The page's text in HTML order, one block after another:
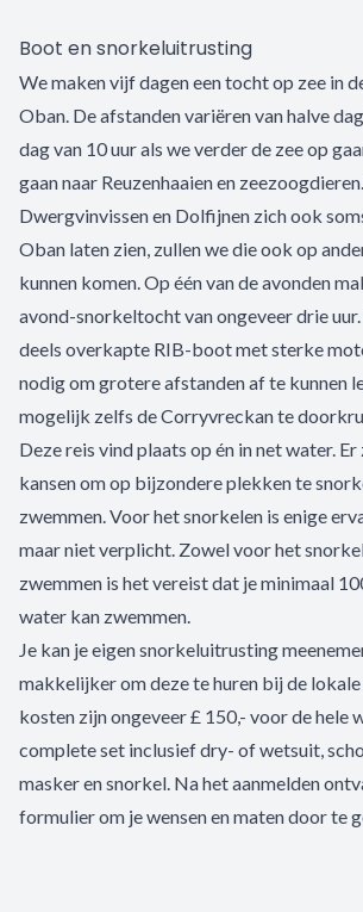
Boot en snorkeluitrusting
We maken vijf dagen een tocht op zee in
Oban. De afstanden variëren van halve
dag van 10 uur als we verder de zee op
gaan naar Reuzenhaaien en
Dwergvinvissen en Dolfijnen zich ook
Oban laten zien, zullen we die ook op
kunnen komen. Op één van de avonden
avond-snorkeltocht van ongeveer drie
deels overkapte RIB-boot met sterke
nodig om grotere afstanden af te kunnen
mogelijk zelfs de Corryvreckan te
Deze reis vind plaats op én in net water.
kansen om op bijzondere plekken te
zwemmen. Voor het snorkelen is enige
maar niet verplicht. Zowel voor het
zwemmen is het vereist dat je minimaal
water kan zwemmen.
Je kan je eigen snorkeluitrusting
makkelijker om deze te huren bij de
kosten zijn ongeveer £ 150,- voor de hele
complete set inclusief dry- of wetsuit,
masker en snorkel. Na het aanmelden
formulier om je wensen en maten door te